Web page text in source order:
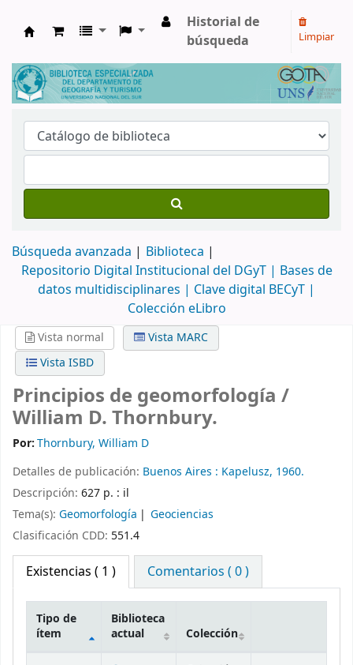
Biblioteca de Geografía y Turismo
Historial de
búsqueda
Limpiar
Búsqueda avanzada
Biblioteca
Repositorio Digital Institucional del DGyT | Bases de
datos multidisciplinares | Clave digital BECyT |
Colección eLibro
Vista normal
Vista MARC
Vista ISBD
Principios de geomorfología /
William D. Thornbury.
Por:Thornbury, William D
Detalles de publicación: Buenos Aires : Kapelusz, 1960.
Descripción: 627 p. : il
Tema(s): Geomorfología
Geociencias
Clasificación CDD: 551.4
Existencias ( 1 ) Comentarios ( 0 )
Tipo de
ítem
Biblioteca
actual
Colección